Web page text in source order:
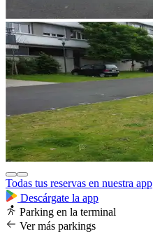
Todas tus reservas en nuestra app
Descárgate la app
Parking en la terminal
Ver más parkings